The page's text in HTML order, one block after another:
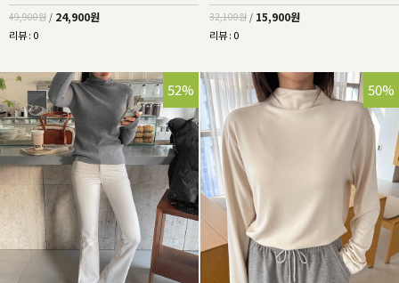
49,900원 / 24,900원
리뷰 : 0
32,100원 / 15,900원
리뷰 : 0
52% 50%